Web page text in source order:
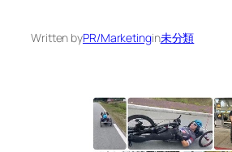
Written byPR/Marketingin未分類